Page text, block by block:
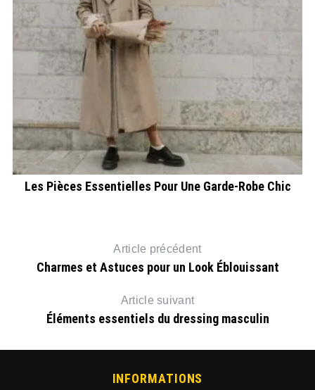
Les Pièces Essentielles Pour Une Garde-Robe Chic
Article précédent
Charmes et Astuces pour un Look Éblouissant
Article suivant
Éléments essentiels du dressing masculin
INFORMATIONS